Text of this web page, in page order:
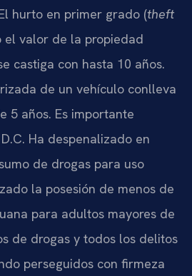
hurto en primer grado (theft
el valor de la propiedad
castiga con hasta 10 años.
de un vehículo conlleva
5 años. Es importante
Ha despenalizado en
de drogas para uso
la posesión de menos de
para adultos mayores de
de drogas y todos los delitos
perseguidos con firmeza